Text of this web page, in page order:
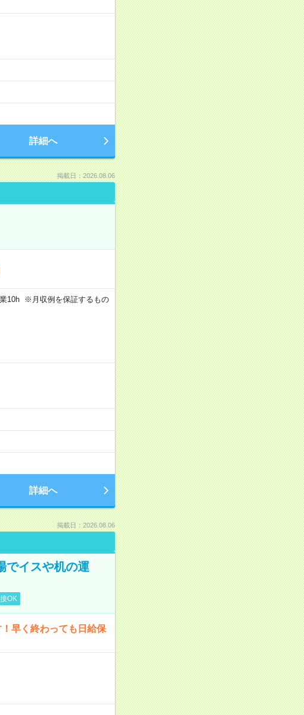
詳細へ
掲載日：2026.08.06
10h ※月収例を保証するもの
詳細へ
掲載日：2026.08.06
でイスや机の運
OK
早く終わっても日給保